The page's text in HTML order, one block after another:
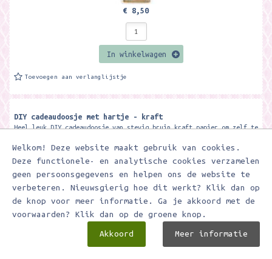
Welkom! Deze website maakt gebruik van cookies.
Deze functionele- en analytische cookies verzamelen
geen persoonsgegevens en helpen ons de website te
verbeteren. Nieuwsgierig hoe dit werkt? Klik dan op
de knop voor meer informatie. Ga je akkoord met de
voorwaarden? Klik dan op de groene knop.
Akkoord Meer informatie
€ 8,50
In winkelwagen
Toevoegen aan verlanglijstje
DIY cadeaudoosje met hartje - kraft
Heel leuk DIY cadeaudoosje van stevig bruin kraft papier om zelf te
stickers en noem...